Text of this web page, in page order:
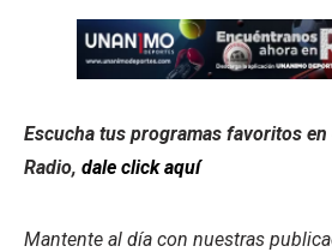
Escucha tus programas favoritos en
Radio, dale click aquí
Mantente al día con nuestras